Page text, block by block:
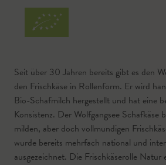
Seit über 30 Jahren bereits gibt es den
den Frischkäse in Rollenform. Er wird
Bio-Schafmilch hergestellt und hat eine
Konsistenz. Der Wolfgangsee Schafkäse
milden, aber doch vollmundigen
wurde bereits mehrfach national und
ausgezeichnet. Die Frischkäserolle